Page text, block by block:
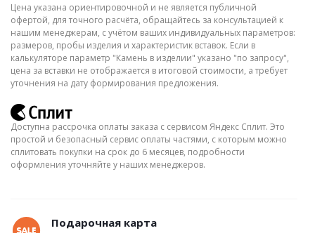
Цена указана ориентировочной и не является публичной
офертой, для точного расчёта, обращайтесь за консультацией к
нашим менеджерам, с учётом ваших индивидуальных параметров:
размеров, пробы изделия и характеристик вставок. Если в
калькуляторе параметр "Камень в изделии" указано "по запросу",
цена за вставки не отображается в итоговой стоимости, а требует
уточнения на дату формирования предложения.
Доступна рассрочка оплаты заказа с сервисом Яндекс Сплит. Это
простой и безопасный сервис оплаты частями, с которым можно
сплитовать покупки на срок до 6 месяцев, подробности
оформления уточняйте у наших менеджеров.
Подарочная карта